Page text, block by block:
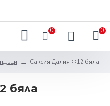
0 0
Саксия Далия Ф12 бяла
бяла